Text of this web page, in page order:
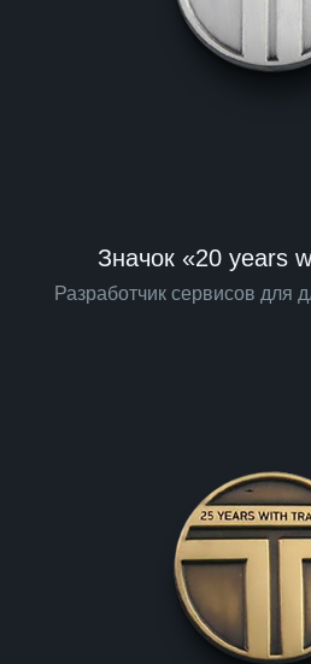
Значок «20 years
Разработчик сервисов для